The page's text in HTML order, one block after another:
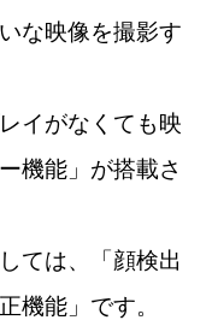
な映像を撮影す
イがなくても映
機能」が搭載さ
ては、「顔検出
機能」です。